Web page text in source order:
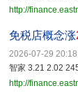
http://
免税店概念涨
2026-07-29
智家 3.21 2.02
http://